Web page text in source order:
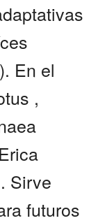
En el
,
Sirve
futuros